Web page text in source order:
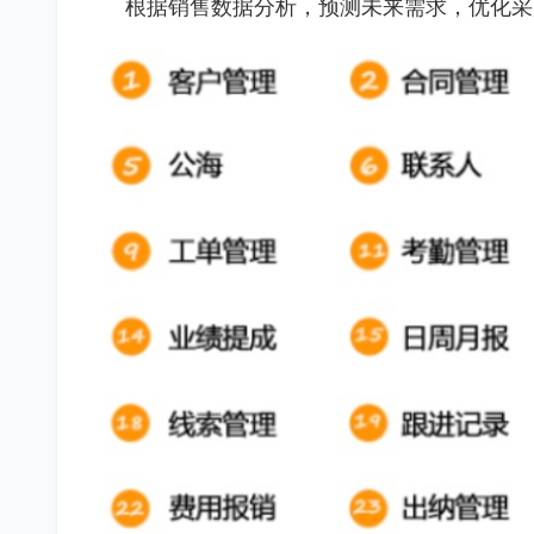
根据销售数据分析，预测未来需求，优化